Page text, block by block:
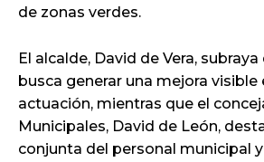
de zonas verdes.
El alcalde, David de Vera,
busca generar una mejora visible
actuación, mientras que el
Municipales, David de León,
conjunta del personal municipal